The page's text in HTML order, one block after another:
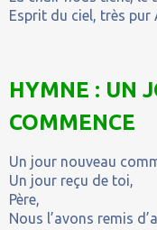
Esprit du ciel, très pur
HYMNE : UN
COMMENCE
Un jour nouveau
Un jour reçu de toi,
Père,
Nous l’avons remis